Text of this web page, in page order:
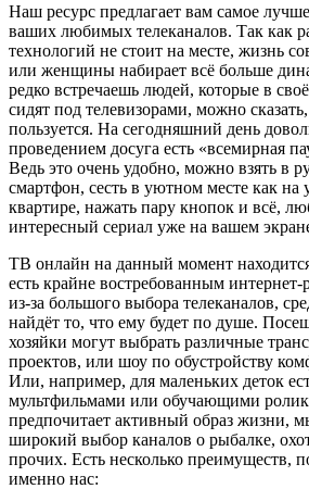
Наш ресурс предлагает вам самое
ваших любимых телеканалов. Так как
технологий не стоит на месте, жизнь
или женщины набирает всё больше
редко встречаешь людей, которые в
сидят под телевизорами, можно
пользуется. На сегодняшний день
проведением досуга есть «всемирная
Ведь это очень удобно, можно взять в
смартфон, сесть в уютном месте как на
квартире, нажать пару кнопок и всё,
интересный сериал уже на вашем
ТВ онлайн на данный момент
есть крайне востребованным интернет-
из-за большого выбора телеканалов,
найдёт то, что ему будет по душе.
хозяйки могут выбрать различные
проектов, или шоу по обустройству
Или, например, для маленьких деток
мультфильмами или обучающими
предпочитает активный образ жизни,
широкий выбор каналов о рыбалке,
прочих. Есть несколько преимуществ,
именно нас: